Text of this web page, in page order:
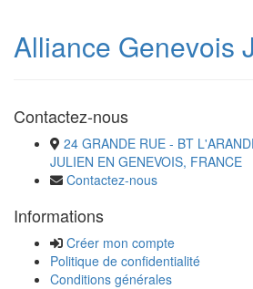
Alliance Genevois
Contactez-nous
24 GRANDE RUE - BT
JULIEN EN GENEVOIS, FRANCE
Contactez-nous
Informations
Créer mon compte
Politique de confidentialité
Conditions générales